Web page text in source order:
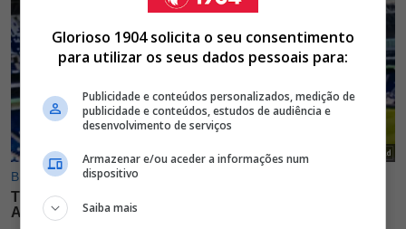
Glorioso 1904 solicita o seu consentimento
para utilizar os seus dados pessoais para:
Publicidade e conteúdos personalizados, medição de
publicidade e conteúdos, estudos de audiência e
desenvolvimento de serviços
Armazenar e/ou aceder a informações num
dispositivo
Saiba mais